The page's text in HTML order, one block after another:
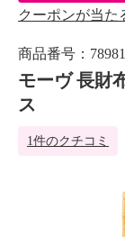
クーポンが当た
商品番号：
モーヴ 長財
ス
1件のクチコミ